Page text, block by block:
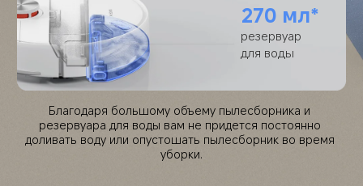
270 мл*
резервуар
для воды
Благодаря большому объему пылесборника и
резервуара для воды вам не придется постоянно
доливать воду или опустошать пылесборник во время
уборки.